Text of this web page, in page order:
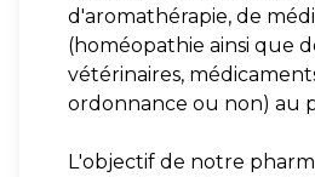
d'aromathérapie, de
(homéopathie ainsi que
vétérinaires,
ordonnance ou non) au
L'objectif de notre